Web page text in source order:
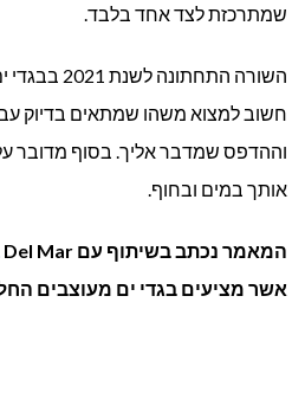
שמתרכזת לצד אחד בלבד.
השורה
חשוב למצוא משהו שמתאים בדיוק
וההדפס שמדבר אליך. בסוף מדובר
אותך במים ובחוף.
המאמר נכתב בשיתוף עם Del Mar
אשר מציעים בגדי ים מעוצבים החל מ – 99 ש"ח